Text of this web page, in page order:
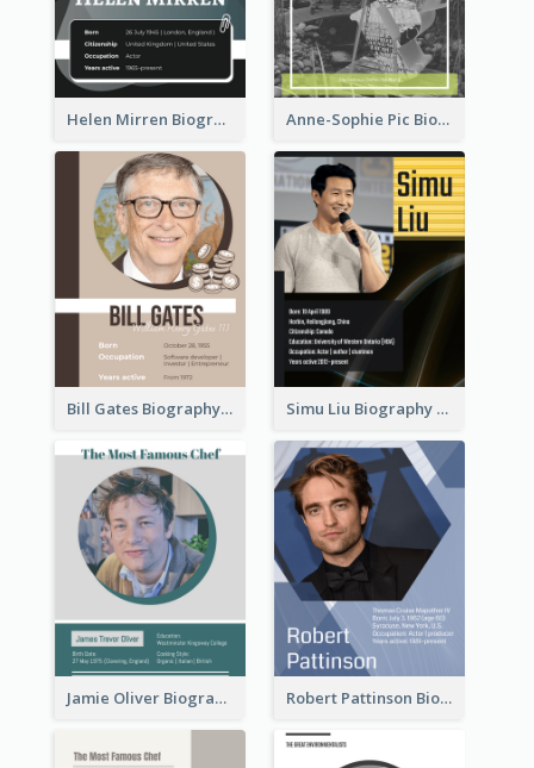
Helen Mirren Biography Anne-Sophie Pic Biography
Bill Gates Biography Simu Liu Biography
Jamie Oliver Biography Robert Pattinson Biography